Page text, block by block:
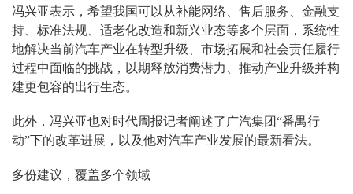
冯兴亚表示，希望我国可以从补能网络、售后服务、金融支
持、标准法规、适老化改造和新兴业态等多个层面，系统性
地解决当前汽车产业在转型升级、市场拓展和社会责任履行
过程中面临的挑战，以期释放消费潜力、推动产业升级并构
建更包容的出行生态。
此外，冯兴亚也对时代周报记者阐述了广汽集团“番禺行
动”下的改革进展，以及他对汽车产业发展的最新看法。
多份建议，覆盖多个领域